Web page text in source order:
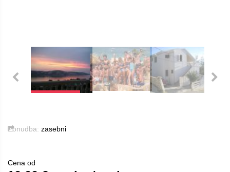
Ponudba: zasebni
Cena od